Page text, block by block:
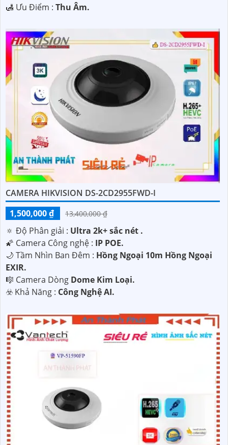
️🛃 Ưu Điểm : Thu Âm.
CAMERA HIKVISION DS-2CD2955FWD-I
1,500,000 ₫
13,400,000 ₫
🔅 Độ Phân giải : Ultra 2k+ sắc nét .
🌠 Camera Công nghệ : IP POE.
🌙 Tầm Nhìn Ban Đêm : Hồng Ngoại 10m Hồng Ngoại
EXIR.
🎼️ Camera Dòng Dome Kim Loại.
️☣️ Khả Năng : Công Nghệ AI.